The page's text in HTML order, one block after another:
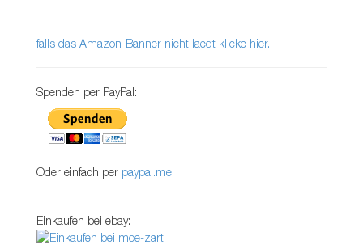
falls das Amazon-Banner nicht laedt klicke hier.
Spenden per PayPal:
Oder einfach per paypal.me
Einkaufen bei ebay: